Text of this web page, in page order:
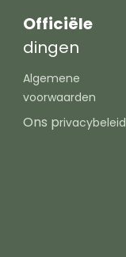
Officiële
dingen
Algemene
voorwaarden
Ons privacybeleid